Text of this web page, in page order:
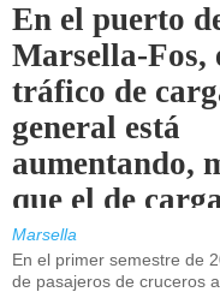
En el puerto
Marsella-Fos,
tráfico de
general está
aumentando,
que el de
granel está
disminuyendo.
Marsella
En el primer semestre de
de pasajeros de cruceros